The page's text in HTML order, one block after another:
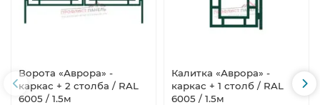
Ворота «Аврора» -
каркас + 2 столба / RAL
6005 / 1.5м
Калитка «Аврора» -
каркас + 1 столб / RAL
6005 / 1.5м